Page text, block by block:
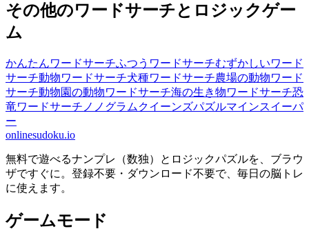
その他のワードサーチとロジックゲー
ム
かんたんワードサーチふつうワードサーチむずかしいワード
サーチ動物ワードサーチ犬種ワードサーチ農場の動物ワード
サーチ動物園の動物ワードサーチ海の生き物ワードサーチ恐
竜ワードサーチ ノノグラムクイーンズパズルマインスイーパ
ー
onlinesudoku.io
無料で遊べるナンプレ（数独）とロジックパズルを、ブラウ
ザですぐに。登録不要・ダウンロード不要で、毎日の脳トレ
に使えます。
ゲームモード